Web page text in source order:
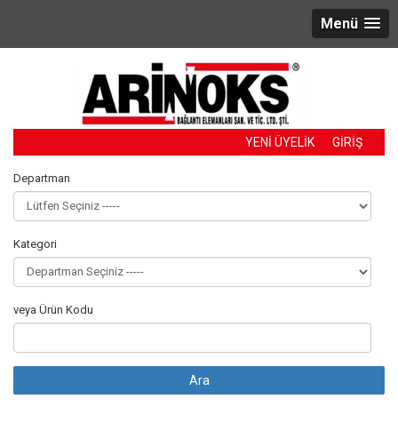
Menü
YENİ ÜYELİK GİRİŞ
Departman
Kategori
veya Ürün Kodu
Ara